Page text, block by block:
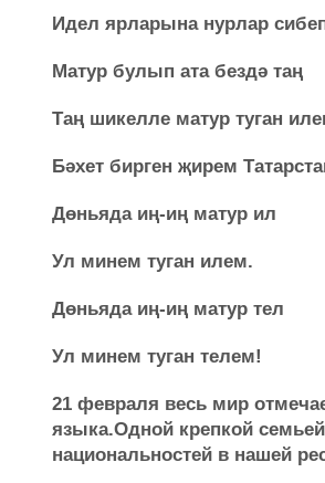
Идел ярларына нурлар
Матур булып ата бездә таң
Таң шикелле матур туган
Бәхет бирген җирем
Дөньяда иң-иң матур ил
Ул минем туган илем.
Дөньяда иң-иң матур тел
Ул минем туган телем!
21 февраля весь мир
языка.Одной крепкой
национальностей в нашей